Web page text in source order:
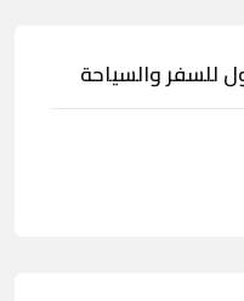
للسفر والسياحة